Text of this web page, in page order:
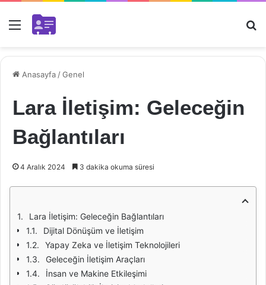
Menü
Anasayfa /Genel
Lara İletişim: Geleceğin
Bağlantıları
4 Aralık 2024 3 dakika okuma süresi
Lara İletişim: Geleceğin Bağlantıları
Dijital Dönüşüm ve İletişim
Yapay Zeka ve İletişim Teknolojileri
Geleceğin İletişim Araçları
İnsan ve Makine Etkileşimi